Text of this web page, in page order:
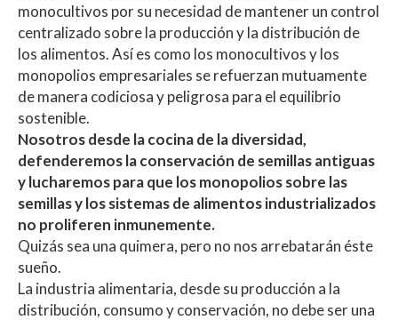
monocultivos por su necesidad de mantener un control
centralizado sobre la producción y la distribución de
los alimentos. Así es como los monocultivos y los
monopolios empresariales se refuerzan mutuamente
de manera codiciosa y peligrosa para el equilibrio
sostenible.
Nosotros desde la cocina de la diversidad,
defenderemos la conservación de semillas antiguas
y lucharemos para que los monopolios sobre las
semillas y los sistemas de alimentos industrializados
no proliferen inmunemente.
Quizás sea una quimera, pero no nos arrebatarán éste
sueño.
La industria alimentaria, desde su producción a la
distribución, consumo y conservación, no debe ser una